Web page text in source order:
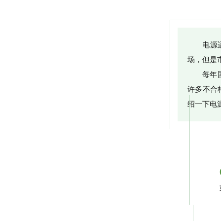
电源
场，但是
每年
许多不合
绍一下电